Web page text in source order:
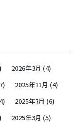
2026年3月 (4)
2025年11月 (4)
2025年7月 (6)
2025年3月 (5)